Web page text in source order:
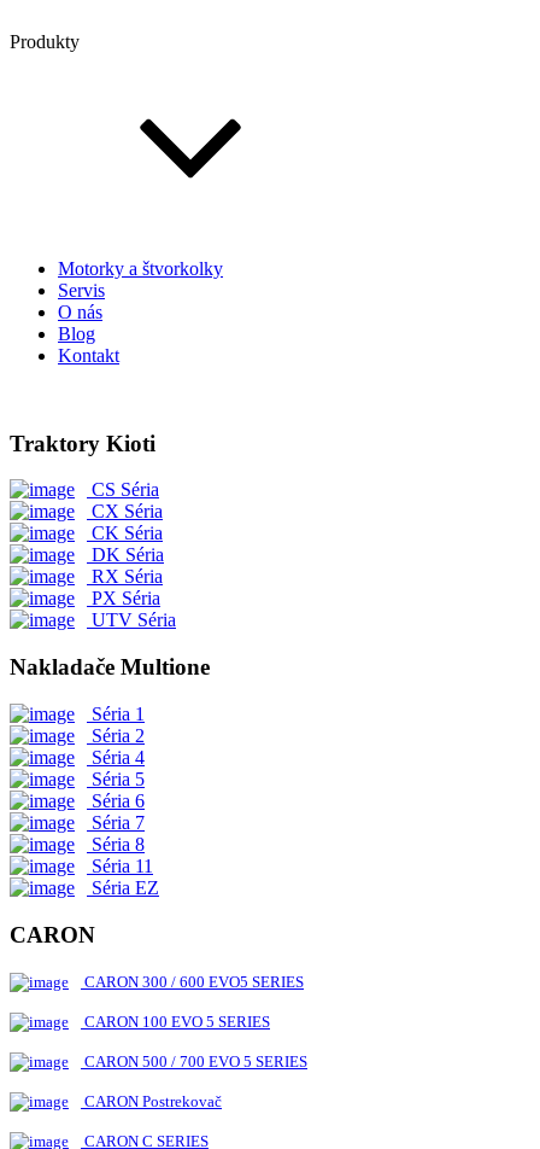
Produkty
Motorky a štvorkolky
Servis
O nás
Blog
Kontakt
Traktory Kioti
CS Séria
CX Séria
CK Séria
DK Séria
RX Séria
PX Séria
UTV Séria
Nakladače Multione
Séria 1
Séria 2
Séria 4
Séria 5
Séria 6
Séria 7
Séria 8
Séria 11
Séria EZ
CARON
CARON 300 / 600 EVO5 SERIES
CARON 100 EVO 5 SERIES
CARON 500 / 700 EVO 5 SERIES
CARON Postrekovač
CARON C SERIES